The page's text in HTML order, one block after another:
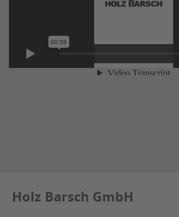
Holz Barsch GmbH